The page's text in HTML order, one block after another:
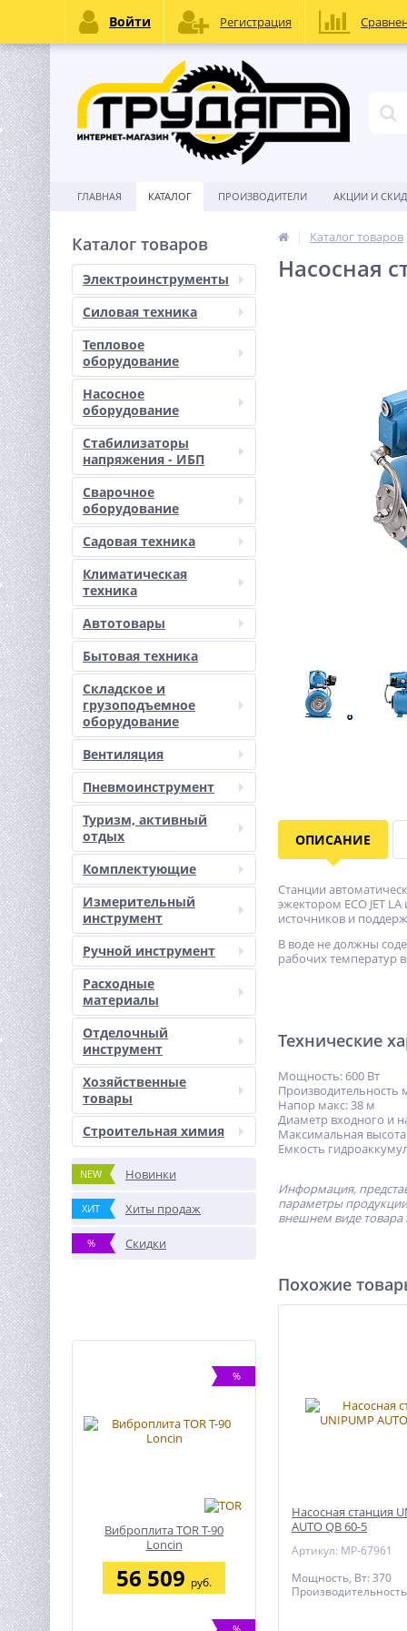
ГЛАВНАЯ КАТАЛОГ ПРОИЗВОДИТЕЛИ АКЦИИ И
Каталог товаров
Электроинструменты
Силовая техника
Тепловое
оборудование
Насосное
оборудование
Стабилизаторы
напряжения - ИБП
Сварочное
оборудование
Садовая техника
Климатическая
техника
Автотовары
Бытовая техника
Складское и
грузоподъемное
оборудование
Вентиляция
Пневмоинструмент
Туризм, активный
отдых
Комплектующие
Измерительный
инструмент
Ручной инструмент
Расходные
материалы
Отделочный
инструмент
Хозяйственные
товары
Строительная химия
NEW Новинки
ХИТ Хиты продаж
% Скидки
%
Виброплита TOR T-90
Loncin
56 509 руб.
Каталог товаров
Насосная
ОПИСАНИЕ
Станции
эжектором ECO JET
источников и
В воде не должны
рабочих температур
Технические
Мощность: 600 Вт
Производительность
Напор макс: 38 м
Диаметр входного и
Максимальная
Емкость
Информация,
параметры
внешнем виде товара
Похожие
Насосная станция
AUTO QB 60-5
Артикул: MP-67961
Мощность, Вт: 370
Войти Регистрация